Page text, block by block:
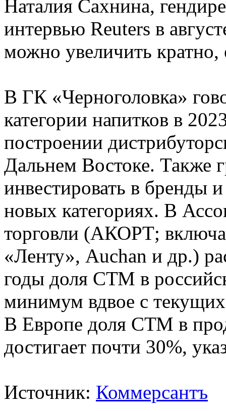
Наталия Сахнина,
интервью Reuters в
можно увеличить кратно,
В ГК «Черноголовка»
категории напитков в
построении
Дальнем Востоке. Также
инвестировать в бренды
новых категориях. В
торговли (АКОРТ;
«Ленту», Auchan и др.)
годы доля СТМ в
минимум вдвое с
В Европе доля СТМ в
достигает почти 30%,
Источник: Коммерсантъ